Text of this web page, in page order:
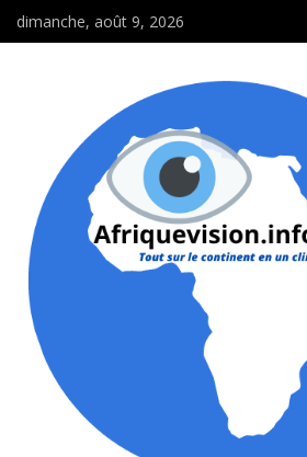
dimanche, août 9, 2026